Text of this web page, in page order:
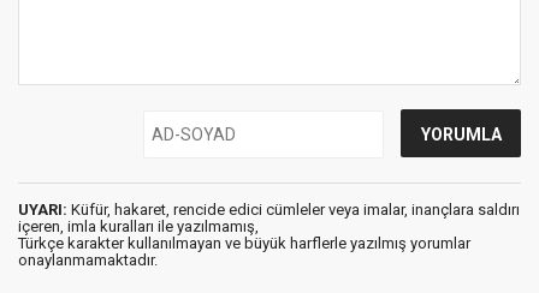
UYARI: Küfür, hakaret, rencide edici cümleler veya imalar, inançlara saldırı
içeren, imla kuralları ile yazılmamış,
Türkçe karakter kullanılmayan ve büyük harflerle yazılmış yorumlar
onaylanmamaktadır.